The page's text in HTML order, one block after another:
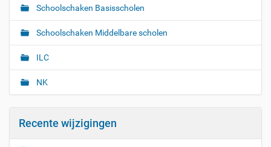
Schoolschaken Basisscholen
Schoolschaken Middelbare scholen
ILC
NK
Recente wijzigingen